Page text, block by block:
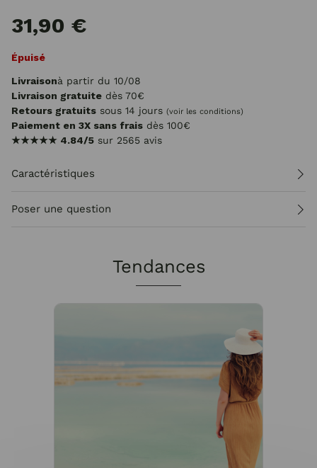
31,90 €
Épuisé
Livraisonà partir du 10/08
Livraison gratuite dès 70€
Retours gratuits sous 14 jours (voir les conditions)
Paiement en 3X sans frais dès 100€
★★★★★ 4.84/5 sur 2565 avis
Caractéristiques
Poser une question
Tendances